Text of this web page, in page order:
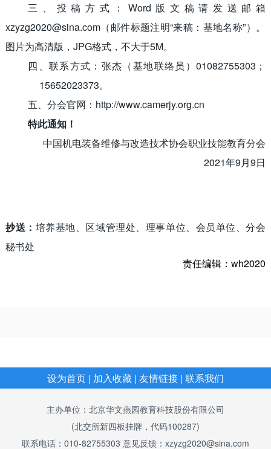
三、投稿方式： Word 版文稿请发送邮箱
xzyzg2020@sina.com（邮件标题注明“来稿：基地名称”）。
图片为高清版， JPG格式，不大于5M。
四、联系方式：张杰（基地联络员）01082755303 ；
15652023373。
五、分会官网： http://www.camerjy.org.cn
特此通知！
中国机电装备维修与改造技术协会职业技能教育分会
2021年9月9日
抄送： 培养基地、区域管理处、理事单位、会员单位、分会
秘书处
责任编辑：wh2020
设为首页 | 加入收藏 | 友情链接 | 联系我们
主办单位：北京华文燕园教育科技股份有限公司
(北交所新四板挂牌，代码100287)
联系电话：010-82755303 意见反馈：xzyzg2020@sina.com